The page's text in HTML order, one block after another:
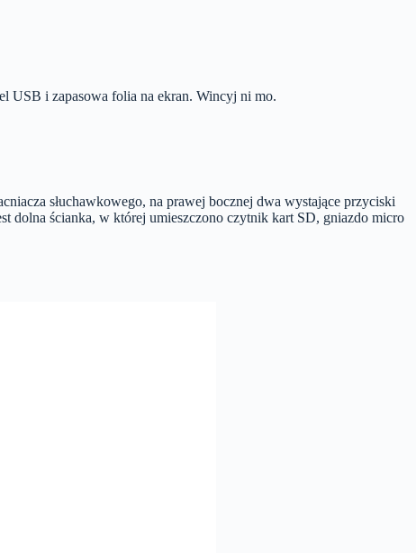
USB i zapasowa folia na ekran. Wincyj ni mo.
słuchawkowego, na prawej bocznej dwa wystające przyciski
dolna ścianka, w której umieszczono czytnik kart SD, gniazdo micro